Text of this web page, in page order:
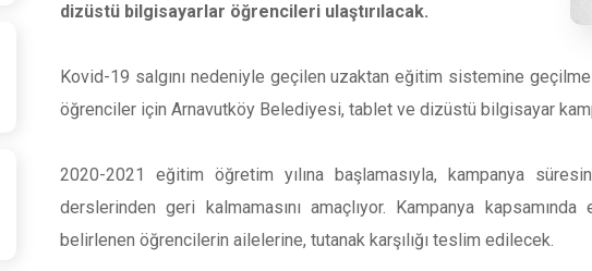
dizüstü bilgisayarlar öğrencileri ulaştırılacak.
Kovid-19 salgını nedeniyle geçilen uzaktan eğitim sistemine
öğrenciler için Arnavutköy Belediyesi, tablet ve dizüstü bilgisayar
2020-2021 eğitim öğretim yılına başlamasıyla, kampanya
derslerinden geri kalmamasını amaçlıyor. Kampanya
belirlenen öğrencilerin ailelerine, tutanak karşılığı teslim edilecek.